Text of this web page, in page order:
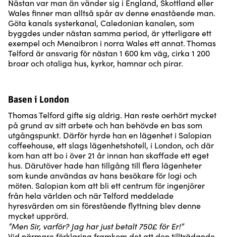
Nästan var man än vänder sig i England, Skottland eller
Wales finner man alltså spår av denne enastående man.
Göta kanals systerkanal, Caledonian kanalen, som
byggdes under nästan samma period, är ytterligare ett
exempel och Menaibron i norra Wales ett annat. Thomas
Telford är ansvarig för nästan 1 600 km väg, cirka 1 200
broar och otaliga hus, kyrkor, hamnar och pirar.
Basen i London
Thomas Telford gifte sig aldrig. Han reste oerhört mycket
på grund av sitt arbete och han behövde en bas som
utgångspunkt. Därför hyrde han en lägenhet i Salopian
coffeehouse, ett slags lägenhetshotell, i London, och där
kom han att bo i över 21 år innan han skaffade ett eget
hus. Därutöver hade han tillgång till flera lägenheter
som kunde användas av hans besökare för logi och
möten. Salopian kom att bli ett centrum för ingenjörer
från hela världen och när Telford meddelade
hyresvärden om sin förestående flyttning blev denne
mycket upprörd.
”Men Sir, varför? Jag har just betalt 750£ för Er!”